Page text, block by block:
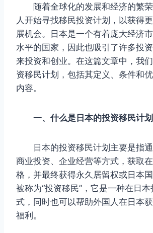
随着全球化的发展和经济的繁荣
人开始寻找移民投资计划，以获得
展机会。日本是一个有着庞大经济
水平的国家，因此也吸引了许多投
来投资和创业。在这篇文章中，我
资移民计划，包括其定义、条件和
内容。
一、什么是日本的投资移民计划
日本的投资移民计划主要是指通
商业投资、企业经营等方式，获取
格，并最终获得永久居留权或日本
被称为“投资移民”，它是一种在日
式，同时也可以帮助外国人在日本
福利。